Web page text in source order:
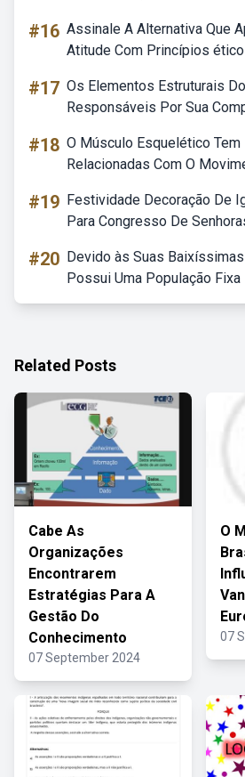
#16 Assinale A Alternativa Que
Atitude Com Princípios
#17 Os Elementos Estruturais
Responsáveis Por Sua
#18 O Músculo Esquelético Tem
Relacionadas Com O
#19 Festividade Decoração De
Para Congresso De
#20 Devido às Suas
Possui Uma População Fixa
Related Posts
Cabe As
Organizações
Encontrarem
Estratégias Para A
Gestão Do
Conhecimento
07 September 2024
O
07